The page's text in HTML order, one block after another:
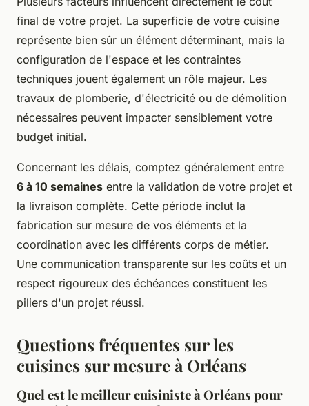
final de votre projet. La superficie de votre cuisine
représente bien sûr un élément déterminant, mais la
configuration de l'espace et les contraintes
techniques jouent également un rôle majeur. Les
travaux de plomberie, d'électricité ou de démolition
nécessaires peuvent impacter sensiblement votre
budget initial.
Concernant les délais, comptez généralement entre
6 à 10 semaines entre la validation de votre projet et
la livraison complète. Cette période inclut la
fabrication sur mesure de vos éléments et la
coordination avec les différents corps de métier.
Une communication transparente sur les coûts et un
respect rigoureux des échéances constituent les
piliers d'un projet réussi.
Questions fréquentes sur les
cuisines sur mesure à Orléans
Quel est le meilleur cuisiniste à Orléans pour